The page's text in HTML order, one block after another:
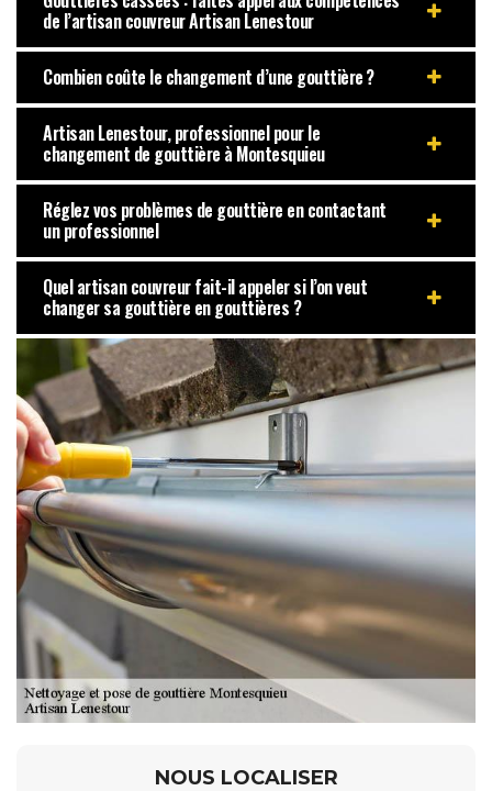
de l’artisan couvreur Artisan Lenestour
Combien coûte le changement d’une gouttière ?
Artisan Lenestour, professionnel pour le
changement de gouttière à Montesquieu
Réglez vos problèmes de gouttière en contactant
un professionnel
Quel artisan couvreur fait-il appeler si l’on veut
changer sa gouttière en gouttières ?
NOUS LOCALISER